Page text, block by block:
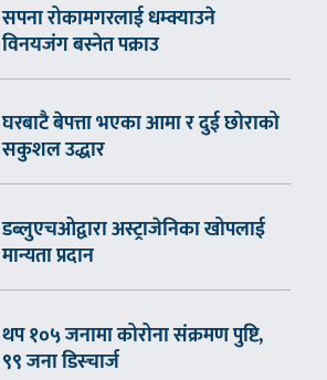
सपना रोकामगरलाई धम्क्याउने
विनयजंग बस्नेत पक्राउ
घरबाटै बेपत्ता भएका आमा र दुई छोराको
सकुशल उद्धार
डब्लुएचओद्वारा अस्ट्राजेनिका खोपलाई
मान्यता प्रदान
थप १०५ जनामा कोरोना संक्रमण पुष्टि,
९९ जना डिस्चार्ज